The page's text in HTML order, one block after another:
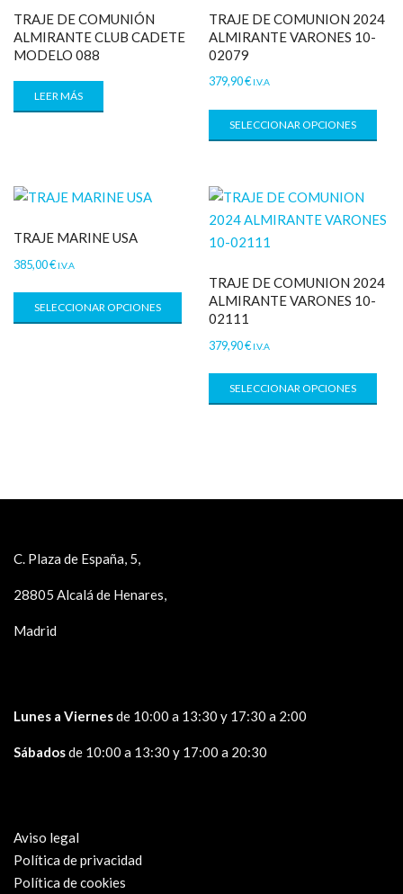
TRAJE DE COMUNIÓN
ALMIRANTE CLUB CADETE
MODELO 088
LEER MÁS
TRAJE DE COMUNION 2024
ALMIRANTE VARONES 10-
02079
379,90€ I.V.A
SELECCIONAR OPCIONES
TRAJE MARINE USA
385,00€ I.V.A
SELECCIONAR OPCIONES
TRAJE DE COMUNION 2024
ALMIRANTE VARONES 10-
02111
379,90€ I.V.A
SELECCIONAR OPCIONES
C. Plaza de España, 5,
28805 Alcalá de Henares,
Madrid
Lunes a Viernesde 10:00 a 13:30 y 17:30 a 2:00
Sábadosde 10:00 a 13:30 y 17:00 a 20:30
Aviso legal
Política de privacidad
Política de cookies